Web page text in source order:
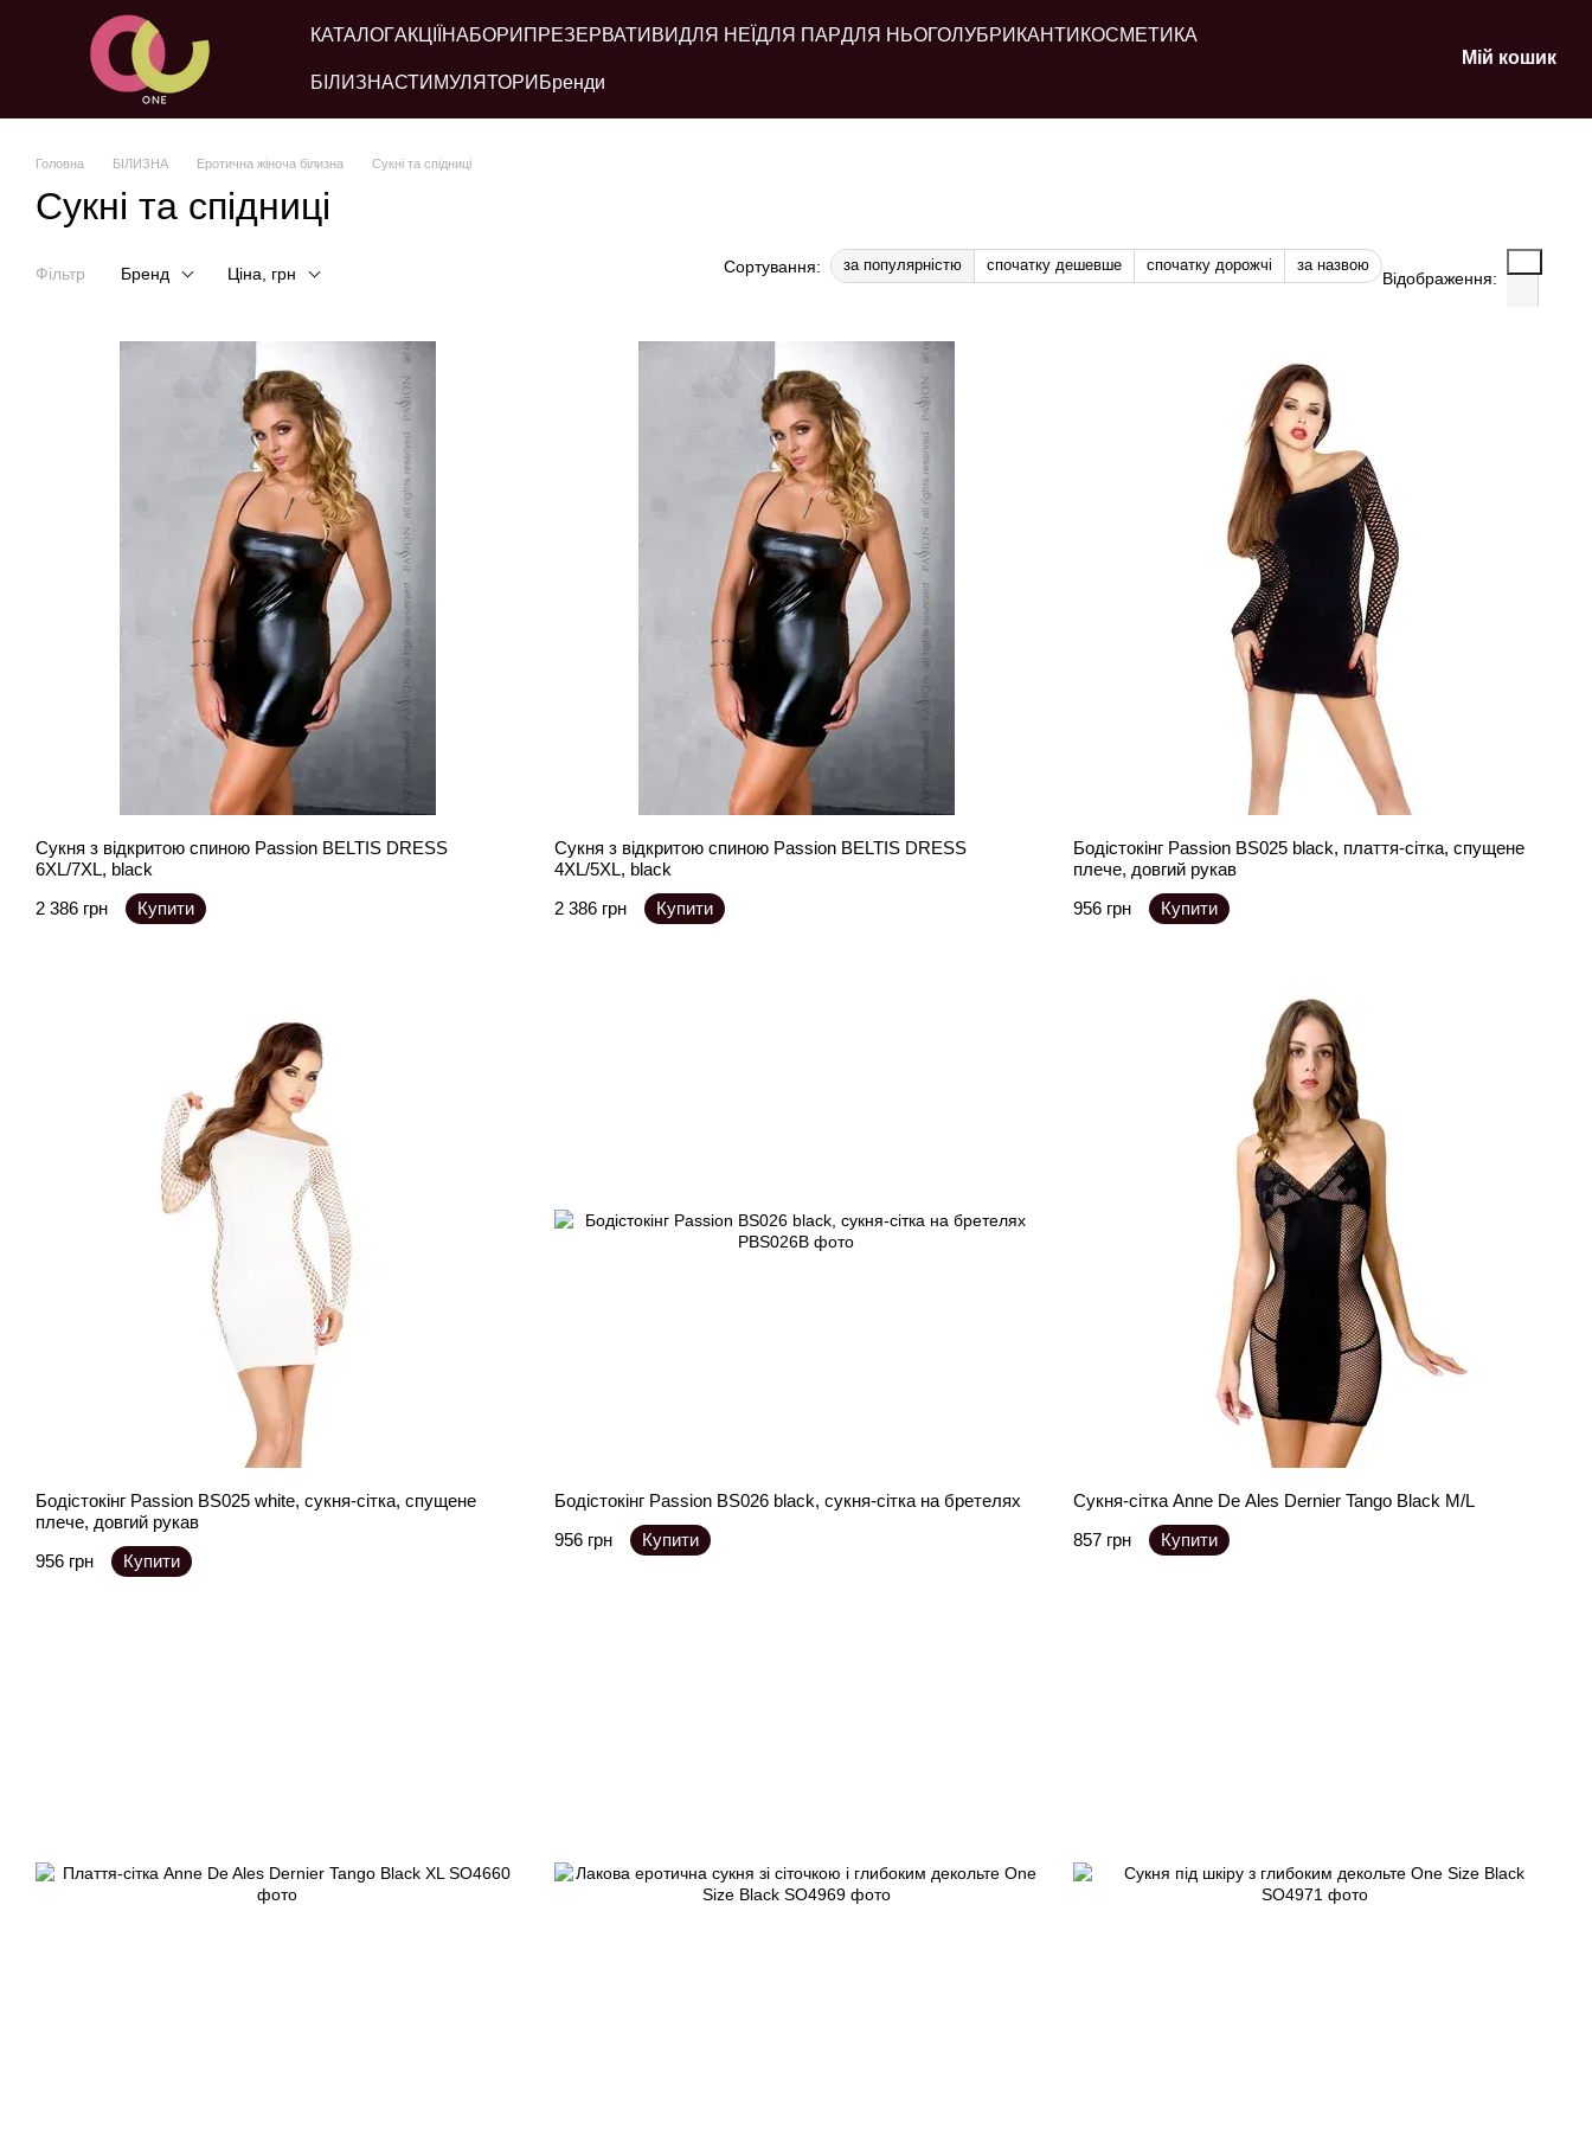
Перейти до основного контенту
КАТАЛОГАКЦІЇ НАБОРИ ПРЕЗЕРВАТИВИДЛЯ НЕЇ ДЛЯ ПАРДЛЯ НЬОГОЛУБРИКАНТИ КОСМЕТИКА
БІЛИЗНАСТИМУЛЯТОРИ Бренди
Мій кошик
Головна БІЛИЗНА Еротична жіноча білизна Сукні та спідниці
Сукні та спідниці
Фільтр Бренд Ціна, грн Сортування: за популярністю спочатку дешевше спочатку дорожчі за назвою
Відображення:
Сукня з відкритою спиною Passion BELTIS DRESS
6XL/7XL, black
2 386 грн
Купити
Сукня з відкритою спиною Passion BELTIS DRESS
4XL/5XL, black
2 386 грн
Купити
Бодістокінг Passion BS025 black, плаття-сітка, спущене
плече, довгий рукав
956 грн
Купити
Бодістокінг Passion BS025 white, сукня-сітка, спущене
плече, довгий рукав
956 грн
Купити
Бодістокінг Passion BS026 black, сукня-сітка на бретелях
956 грн
Купити
Сукня-сітка Anne De Ales Dernier Tango Black M/L
857 грн
Купити